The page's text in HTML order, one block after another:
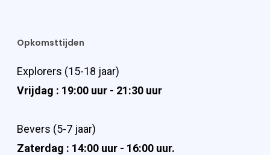
Opkomsttijden
Explorers (15-18 jaar)
Vrijdag : 19:00 uur - 21:30 uur
Bevers (5-7 jaar)
Zaterdag : 14:00 uur - 16:00 uur.